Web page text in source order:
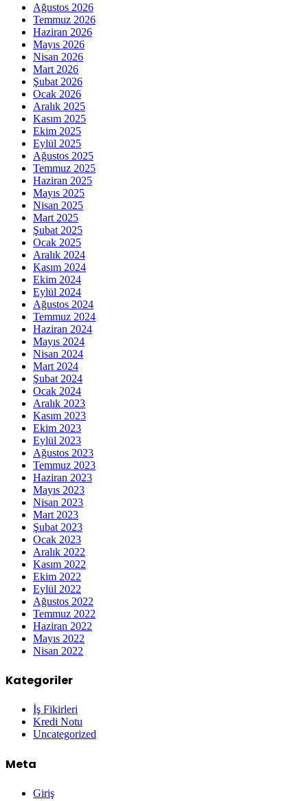
Ağustos 2026
Temmuz 2026
Haziran 2026
Mayıs 2026
Nisan 2026
Mart 2026
Şubat 2026
Ocak 2026
Aralık 2025
Kasım 2025
Ekim 2025
Eylül 2025
Ağustos 2025
Temmuz 2025
Haziran 2025
Mayıs 2025
Nisan 2025
Mart 2025
Şubat 2025
Ocak 2025
Aralık 2024
Kasım 2024
Ekim 2024
Eylül 2024
Ağustos 2024
Temmuz 2024
Haziran 2024
Mayıs 2024
Nisan 2024
Mart 2024
Şubat 2024
Ocak 2024
Aralık 2023
Kasım 2023
Ekim 2023
Eylül 2023
Ağustos 2023
Temmuz 2023
Haziran 2023
Mayıs 2023
Nisan 2023
Mart 2023
Şubat 2023
Ocak 2023
Aralık 2022
Kasım 2022
Ekim 2022
Eylül 2022
Ağustos 2022
Temmuz 2022
Haziran 2022
Mayıs 2022
Nisan 2022
Kategoriler
İş Fikirleri
Kredi Notu
Uncategorized
Meta
Giriş